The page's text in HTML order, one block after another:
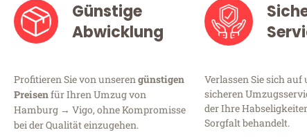
Günstige
Abwicklung
Profitieren Sie von unserengünstigen
Preisenfür Ihren Umzug von
Hamburg → Vigo, ohne Kompromisse
bei der Qualität einzugehen.
Verlassen Sie sich auf
sicheren
der Ihre
Sorgfalt behandelt.